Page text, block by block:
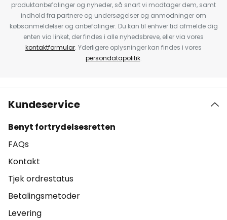
produktanbefalinger og nyheder, så snart vi modtager dem, samt
indhold fra partnere og undersøgelser og anmodninger om
købsanmeldelser og anbefalinger. Du kan til enhver tid afmelde dig
enten via linket, der findes i alle nyhedsbreve, eller via vores
kontaktformular. Yderligere oplysninger kan findes i vores
persondatapolitik.
Kundeservice
Benyt fortrydelsesretten
FAQs
Kontakt
Tjek ordrestatus
Betalingsmetoder
Levering